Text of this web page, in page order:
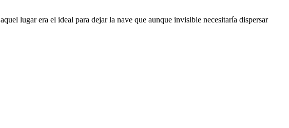
lugar era el ideal para dejar la nave que aunque invisible necesitaría dispersar